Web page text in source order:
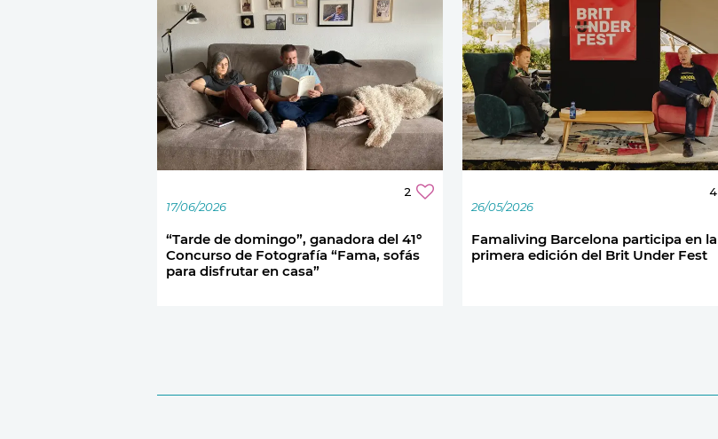
2
17/06/2026
“Tarde de domingo”, ganadora del 41º
Concurso de Fotografía “Fama, sofás
para disfrutar en casa”
4
26/05/2026
Famaliving Barcelona participa en la
primera edición del Brit Under Fest